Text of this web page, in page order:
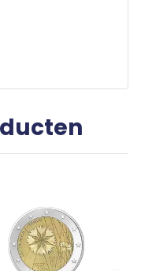
Ze zijn in het
ze kunnen
gebruikt en
van